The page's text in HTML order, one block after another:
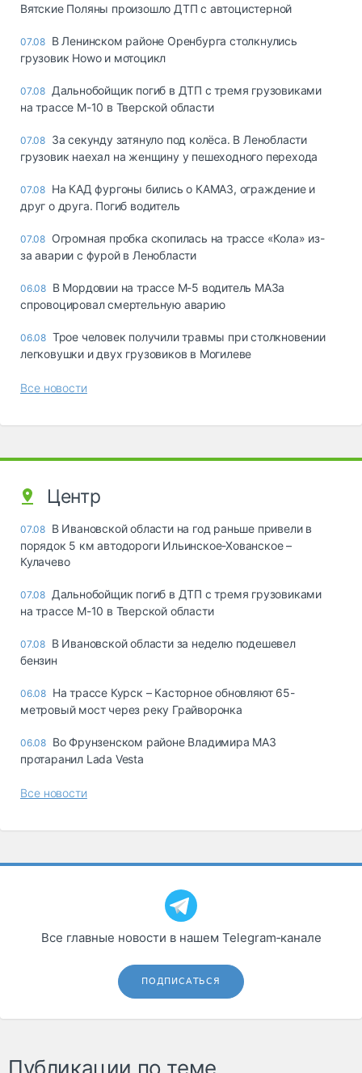
Вятские Поляны произошло ДТП с автоцистерной
07.08 В Ленинском районе Оренбурга столкнулись
грузовик Howo и мотоцикл
07.08 Дальнобойщик погиб в ДТП с тремя грузовиками
на трассе М-10 в Тверской области
07.08 За секунду затянуло под колёса. В Ленобласти
грузовик наехал на женщину у пешеходного перехода
07.08 На КАД фургоны бились о КАМАЗ, ограждение и
друг о друга. Погиб водитель
07.08 Огромная пробка скопилась на трассе «Кола» из-
за аварии с фурой в Ленобласти
06.08 В Мордовии на трассе М-5 водитель МАЗа
спровоцировал смертельную аварию
06.08 Трое человек получили травмы при столкновении
легковушки и двух грузовиков в Могилеве
Все новости
Центр
07.08 В Ивановской области на год раньше привели в
порядок 5 км автодороги Ильинское-Хованское –
Кулачево
07.08 Дальнобойщик погиб в ДТП с тремя грузовиками
на трассе М-10 в Тверской области
07.08 В Ивановской области за неделю подешевел
бензин
06.08 На трассе Курск – Касторное обновляют 65-
метровый мост через реку Грайворонка
06.08 Во Фрунзенском районе Владимира МАЗ
протаранил Lada Vesta
Все новости
Все главные новости в нашем Telegram‑канале
ПОДПИСАТЬСЯ
Публикации по теме